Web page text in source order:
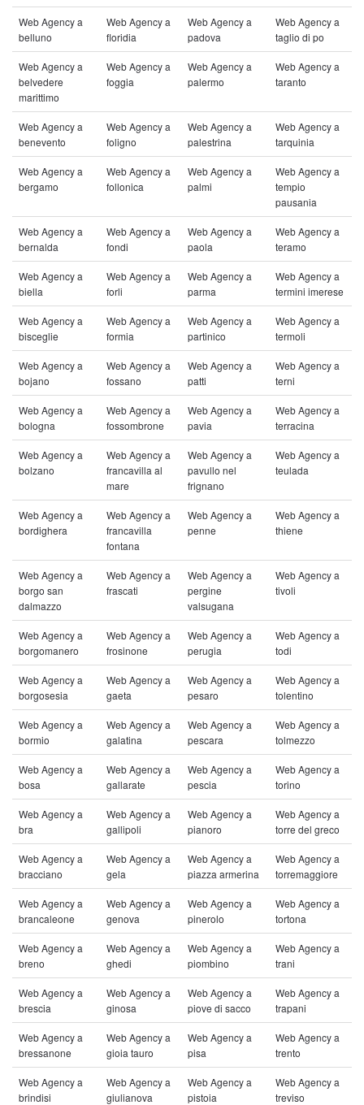
Web Agency a
belluno
Web Agency a
floridia
Web Agency a
padova
Web Agency a
taglio di po
Web Agency a
belvedere
marittimo
Web Agency a
foggia
Web Agency a
palermo
Web Agency a
taranto
Web Agency a
benevento
Web Agency a
foligno
Web Agency a
palestrina
Web Agency a
tarquinia
Web Agency a
bergamo
Web Agency a
follonica
Web Agency a
palmi
Web Agency a
tempio
pausania
Web Agency a
bernalda
Web Agency a
fondi
Web Agency a
paola
Web Agency a
teramo
Web Agency a
biella
Web Agency a
forli
Web Agency a
parma
Web Agency a
termini imerese
Web Agency a
bisceglie
Web Agency a
formia
Web Agency a
partinico
Web Agency a
termoli
Web Agency a
bojano
Web Agency a
fossano
Web Agency a
patti
Web Agency a
terni
Web Agency a
bologna
Web Agency a
fossombrone
Web Agency a
pavia
Web Agency a
terracina
Web Agency a
bolzano
Web Agency a
francavilla al
mare
Web Agency a
pavullo nel
frignano
Web Agency a
teulada
Web Agency a
bordighera
Web Agency a
francavilla
fontana
Web Agency a
penne
Web Agency a
thiene
Web Agency a
borgo san
dalmazzo
Web Agency a
frascati
Web Agency a
pergine
valsugana
Web Agency a
tivoli
Web Agency a
borgomanero
Web Agency a
frosinone
Web Agency a
perugia
Web Agency a
todi
Web Agency a
borgosesia
Web Agency a
gaeta
Web Agency a
pesaro
Web Agency a
tolentino
Web Agency a
bormio
Web Agency a
galatina
Web Agency a
pescara
Web Agency a
tolmezzo
Web Agency a
bosa
Web Agency a
gallarate
Web Agency a
pescia
Web Agency a
torino
Web Agency a
bra
Web Agency a
gallipoli
Web Agency a
pianoro
Web Agency a
torre del greco
Web Agency a
bracciano
Web Agency a
gela
Web Agency a
piazza armerina
Web Agency a
torremaggiore
Web Agency a
brancaleone
Web Agency a
genova
Web Agency a
pinerolo
Web Agency a
tortona
Web Agency a
breno
Web Agency a
ghedi
Web Agency a
piombino
Web Agency a
trani
Web Agency a
brescia
Web Agency a
ginosa
Web Agency a
piove di sacco
Web Agency a
trapani
Web Agency a
bressanone
Web Agency a
gioia tauro
Web Agency a
pisa
Web Agency a
trento
Web Agency a
brindisi
Web Agency a
giulianova
Web Agency a
pistoia
Web Agency a
treviso